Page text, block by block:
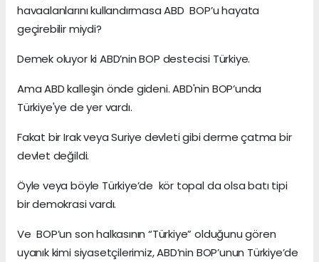
havaalanlarını kullandırmasa ABD BOP’u hayata
geçirebilir miydi?
Demek oluyor ki ABD’nin BOP destecisi Türkiye.
Ama ABD kalleşin önde gideni. ABD'nin BOP’unda
Türkiye'ye de yer vardı.
Fakat bir Irak veya Suriye devleti gibi derme çatma bir
devlet değildi.
Öyle veya böyle Türkiye’de kör topal da olsa batı tipi
bir demokrasi vardı.
Ve BOP’un son halkasının “Türkiye” olduğunu gören
uyanık kimi siyasetçilerimiz, ABD’nin BOP’unun Türkiye’de